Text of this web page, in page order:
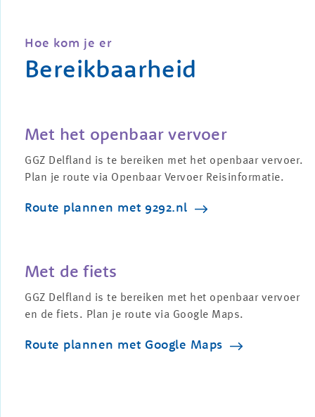
Hoe kom je er
Bereikbaarheid
Met het openbaar vervoer
GGZ Delfland is te bereiken met het openbaar vervoer.
Plan je route via Openbaar Vervoer Reisinformatie.
Route plannen met 9292.nl
Met de fiets
GGZ Delfland is te bereiken met het openbaar vervoer
en de fiets. Plan je route via Google Maps.
Route plannen met Google Maps